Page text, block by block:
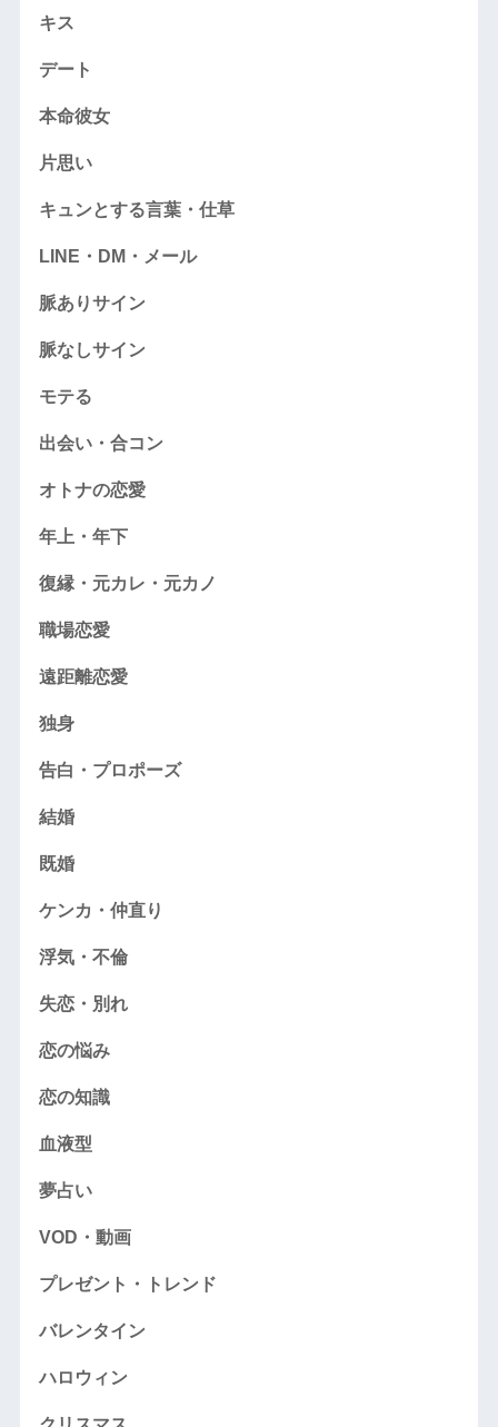
キス
デート
本命彼女
片思い
キュンとする言葉・仕草
LINE・DM・メール
脈ありサイン
脈なしサイン
モテる
出会い・合コン
オトナの恋愛
年上・年下
復縁・元カレ・元カノ
職場恋愛
遠距離恋愛
独身
告白・プロポーズ
結婚
既婚
ケンカ・仲直り
浮気・不倫
失恋・別れ
恋の悩み
恋の知識
血液型
夢占い
VOD・動画
プレゼント・トレンド
バレンタイン
ハロウィン